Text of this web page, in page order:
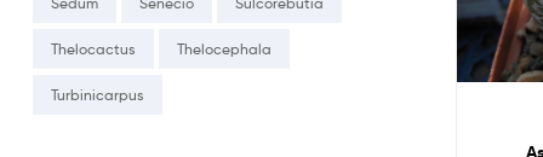
Thelocactus Thelocephala
Turbinicarpus